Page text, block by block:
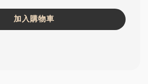
加入購物車